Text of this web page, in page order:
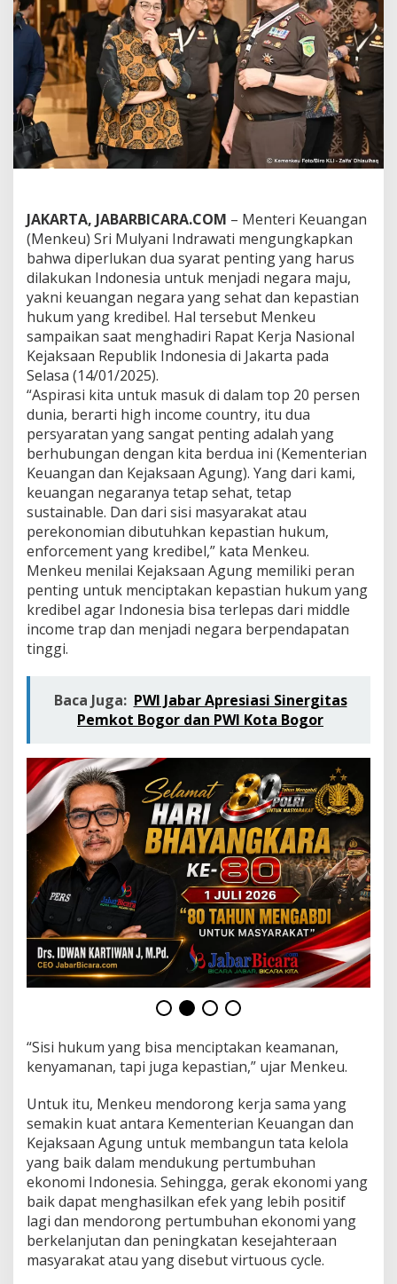
i
T
e
k
a
n
k
a
n
e
r
g
i
K
m
e
n
k
e
u
-
K
e
j
a
k
s
a
a
n
A
g
u
n
g
k
D
u
n
g
C
i
t
-
C
i
t
a
I
n
d
e
s
i
m
e
n
j
a
d
i
N
g
a
JAKARTA, JABARBICARA.COM – Menteri Keuangan
(Menkeu) Sri Mulyani Indrawati mengungkapkan
bahwa diperlukan dua syarat penting yang harus
dilakukan Indonesia untuk menjadi negara maju,
yakni keuangan negara yang sehat dan kepastian
hukum yang kredibel. Hal tersebut Menkeu
sampaikan saat menghadiri Rapat Kerja Nasional
Kejaksaan Republik Indonesia di Jakarta pada
Selasa (14/01/2025).
“Aspirasi kita untuk masuk di dalam top 20 persen
dunia, berarti high income country, itu dua
persyaratan yang sangat penting adalah yang
berhubungan dengan kita berdua ini (Kementerian
Keuangan dan Kejaksaan Agung). Yang dari kami,
keuangan negaranya tetap sehat, tetap
sustainable. Dan dari sisi masyarakat atau
perekonomian dibutuhkan kepastian hukum,
enforcement yang kredibel,” kata Menkeu.
Menkeu menilai Kejaksaan Agung memiliki peran
penting untuk menciptakan kepastian hukum yang
kredibel agar Indonesia bisa terlepas dari middle
income trap dan menjadi negara berpendapatan
tinggi.
Baca Juga: PWI Jabar Apresiasi Sinergitas
Pemkot Bogor dan PWI Kota Bogor
“Sisi hukum yang bisa menciptakan keamanan,
kenyamanan, tapi juga kepastian,” ujar Menkeu.
Untuk itu, Menkeu mendorong kerja sama yang
semakin kuat antara Kementerian Keuangan dan
Kejaksaan Agung untuk membangun tata kelola
yang baik dalam mendukung pertumbuhan
ekonomi Indonesia. Sehingga, gerak ekonomi yang
baik dapat menghasilkan efek yang lebih positif
lagi dan mendorong pertumbuhan ekonomi yang
berkelanjutan dan peningkatan kesejahteraan
masyarakat atau yang disebut virtuous cycle.